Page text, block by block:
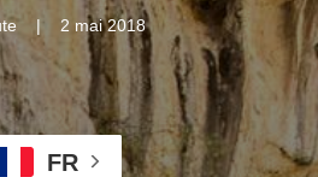
| 2 mai 2018
FR